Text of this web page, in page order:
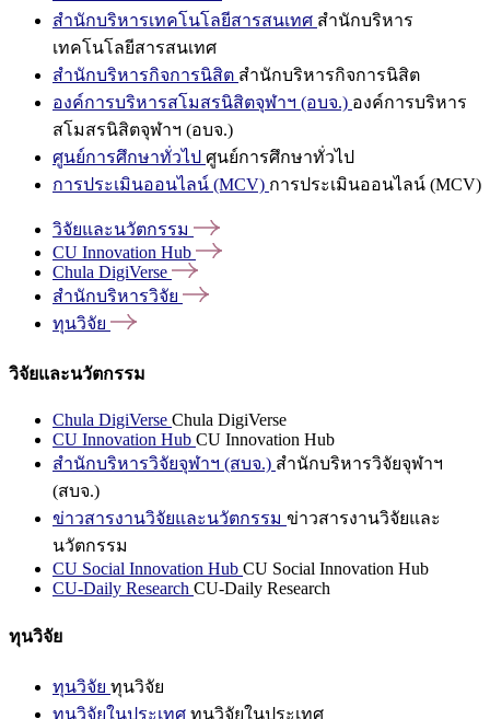
สำนักบริหารเทคโนโลยีสารสนเทศ สำนักบริหาร
เทคโนโลยีสารสนเทศ
สำนักบริหารกิจการนิสิต สำนักบริหารกิจการนิสิต
องค์การบริหารสโมสรนิสิตจุฬาฯ (อบจ.) องค์การบริหาร
สโมสรนิสิตจุฬาฯ (อบจ.)
ศูนย์การศึกษาทั่วไป ศูนย์การศึกษาทั่วไป
การประเมินออนไลน์ (MCV) การประเมินออนไลน์ (MCV)
วิจัยและนวัตกรรม
CU Innovation Hub
Chula DigiVerse
สำนักบริหารวิจัย
ทุนวิจัย
วิจัยและนวัตกรรม
Chula DigiVerse Chula DigiVerse
CU Innovation Hub CU Innovation Hub
สำนักบริหารวิจัยจุฬาฯ (สบจ.) สำนักบริหารวิจัยจุฬาฯ
(สบจ.)
ข่าวสารงานวิจัยและนวัตกรรม ข่าวสารงานวิจัยและ
นวัตกรรม
CU Social Innovation Hub CU Social Innovation Hub
CU-Daily Research CU-Daily Research
ทุนวิจัย
ทุนวิจัย ทุนวิจัย
ทุนวิจัยในประเทศ ทุนวิจัยในประเทศ